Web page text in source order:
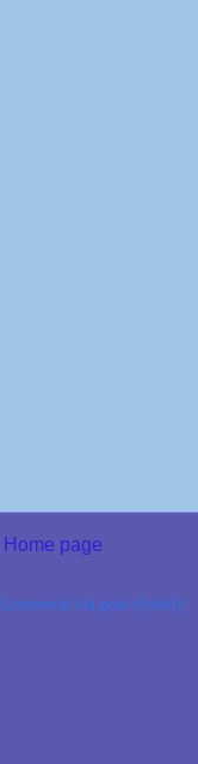
Home page
Commenti sul post (Atom)